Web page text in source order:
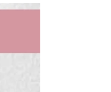
ラコン 1day商品一覧を見る
ンズ 2week商品一覧を見る
ンズ 1month商品一覧を見る
ラコン 1day商品一覧を見る
ンズ 2week 商品一覧を見る
ラコン 1day商品一覧を見る
コン 1month商品一覧を見る